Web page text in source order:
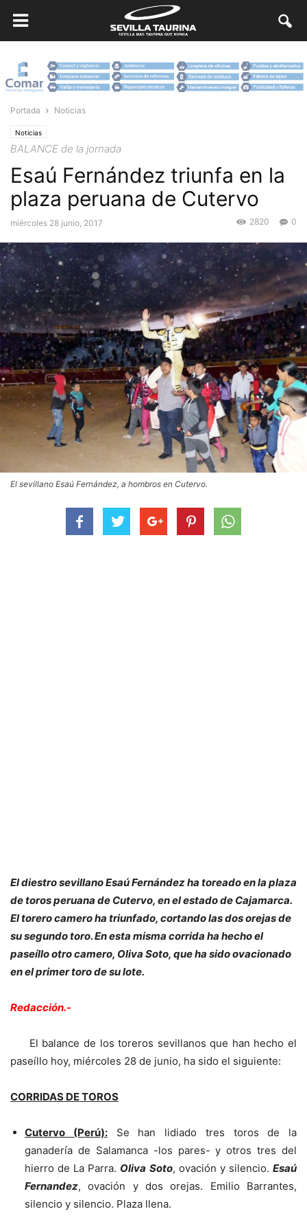
Portada Noticias
Noticias
BALANCE de la jornada
Esaú Fernández triunfa en la
plaza peruana de Cutervo
miércoles 28 junio, 2017 0
2820
El sevillano Esaú Fernández, a hombros en Cutervo.
El diestro sevillano Esaú Fernández ha toreado en la plaza
de toros peruana de Cutervo, en el estado de Cajamarca.
El torero camero ha triunfado, cortando las dos orejas de
su segundo toro. En esta misma corrida ha hecho el
paseíllo otro camero, Oliva Soto, que ha sido ovacionado
en el primer toro de su lote.
Redacción.-
El balance de los toreros sevillanos que han hecho el
paseíllo hoy, miércoles 28 de junio, ha sido el siguiente:
CORRIDAS DE TOROS
Cutervo (Perú):Se han lidiado tres toros de la
ganadería de Salamanca -los pares- y otros tres del
hierro de La Parra. Oliva Soto, ovación y silencio.Esaú
Fernandez, ovación y dos orejas. Emilio Barrantes,
silencio y silencio. Plaza llena.